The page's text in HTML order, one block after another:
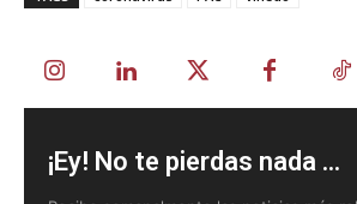
¡Ey! No te pierdas nada ...